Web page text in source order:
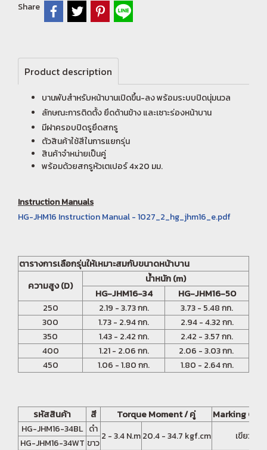
Share
Product description
บานพับสำหรับหน้าบานเปิดขึ้น-ลง พร้อมระบบปิดนุ่มนวล
ลักษณะการติดตั้ง ยึดด้านข้าง และเซาะร่องหน้าบาน
มีฝาครอบปิดรูยึดสกรู
ตัวสินค้าใช้สีในการแยกรุ่น
สินค้าจำหน่ายเป็นคู่
พร้อมด้วยสกรูหัวเตเปอร์ 4x20 มม.
Instruction Manuals
HG-JHM16 Instruction Manual - 1027_2_hg_jhm16_e.pdf
ตารางการเลือกรุ่นให้เหมาะสมกับขนาดหน้าบาน
ความสูง (D)
น้ำหนัก (m)
HG-JHM16-34
HG-JHM16-50
250 2.19 - 3.73 กก.
3.73 - 5.48 กก.
300
1.73 - 2.94 กก.
2.94 - 4.32 กก.
350
1.43 - 2.42 กก.
2.42 - 3.57 กก.
400
1.21 - 2.06 กก.
2.06 - 3.03 กก.
450
1.06 - 1.80 กก. 1.80 - 2.64 กก.
รหัสสินค้า สี Torque Moment / คู่ Marking
HG-JHM16-34BL ดำ
2 - 3.4 N.m20.4 - 34.7 kgf.cm เขียว
HG-JHM16-34WT ขาว